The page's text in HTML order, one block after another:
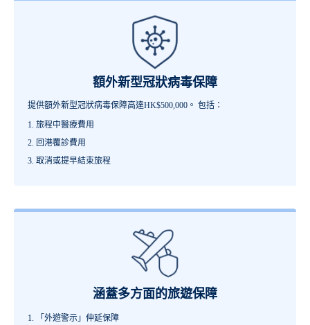
額外新型冠狀病毒保障
提供額外新型冠狀病毒保障高達HK$500,000。 包括：
旅程中醫療費用
回港覆診費用
取消或提早結束旅程
涵蓋多方面的旅遊保障
「外遊警示」伸延保障